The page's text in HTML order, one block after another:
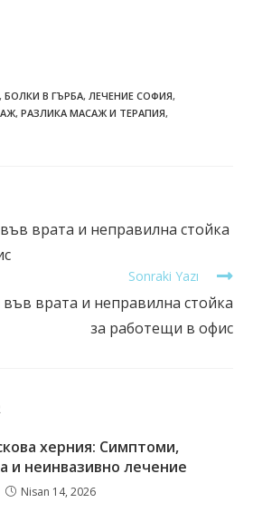
, БОЛКИ В ГЪРБА, ЛЕЧЕНИЕ СОФИЯ,
, РАЗЛИКА МАСАЖ И ТЕРАПИЯ,
врата и неправилна стойка
Sonraki Yazı
врата и неправилна стойка
за работещи в офис
херния: Симптоми,
и неинвазивно лечение
Nisan 14, 2026